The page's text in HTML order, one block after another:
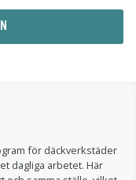
för däckverkstäder
dagliga arbetet. Här